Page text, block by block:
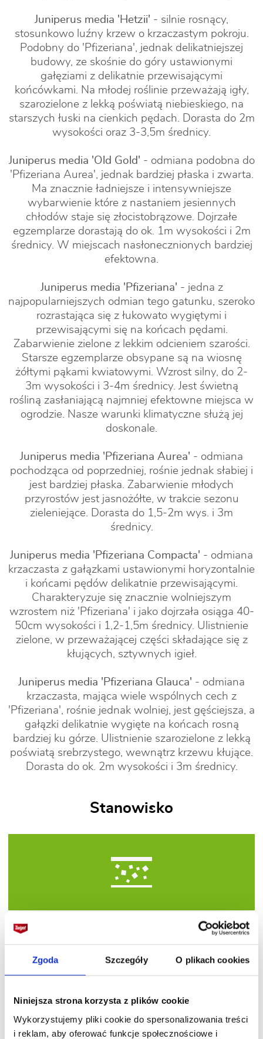
Zgoda Szczegóły O plikach cookies
Niniejsza strona korzysta z plików cookie
Wykorzystujemy pliki cookie do spersonalizowania treści
i reklam, aby oferować funkcje społecznościowe i
Juniperus media 'Hetzii' - silnie rosnący,
stosunkowo luźny krzew o krzaczastym pokroju.
Podobny do 'Pfizeriana', jednak delikatniejszej
budowy, ze skośnie do góry ustawionymi
gałęziami z delikatnie przewisającymi
końcówkami. Na młodej roślinie przeważają igły,
szarozielone z lekką poświatą niebieskiego, na
starszych łuski na cienkich pędach. Dorasta do 2m
wysokości oraz 3-3,5m średnicy.
Juniperus media 'Old Gold' - odmiana podobna do
'Pfizeriana Aurea', jednak bardziej płaska i zwarta.
Ma znacznie ładniejsze i intensywniejsze
wybarwienie które z nastaniem jesiennych
chłodów staje się złocistobrązowe. Dojrzałe
egzemplarze dorastają do ok. 1m wysokości i 2m
średnicy. W miejscach nasłonecznionych bardziej
efektowna.
Juniperus media 'Pfizeriana' - jedna z
najpopularniejszych odmian tego gatunku, szeroko
rozrastająca się z łukowato wygiętymi i
przewisającymi się na końcach pędami.
Zabarwienie zielone z lekkim odcieniem szarości.
Starsze egzemplarze obsypane są na wiosnę
żółtymi pąkami kwiatowymi. Wzrost silny, do 2-
3m wysokości i 3-4m średnicy. Jest świetną
rośliną zasłaniającą najmniej efektowne miejsca w
ogrodzie. Nasze warunki klimatyczne służą jej
doskonale.
Juniperus media 'Pfizeriana Aurea' - odmiana
pochodząca od poprzedniej, rośnie jednak słabiej i
jest bardziej płaska. Zabarwienie młodych
przyrostów jest jasnożółte, w trakcie sezonu
zieleniejące. Dorasta do 1,5-2m wys. i 3m
średnicy.
Juniperus media 'Pfizeriana Compacta' - odmiana
krzaczasta z gałązkami ustawionymi horyzontalnie
i końcami pędów delikatnie przewisającymi.
Charakteryzuje się znacznie wolniejszym
wzrostem niż 'Pfizeriana' i jako dojrzała osiąga 40-
50cm wysokości i 1,2-1,5m średnicy. Ulistnienie
zielone, w przeważającej części składające się z
kłujących, sztywnych igieł.
Juniperus media 'Pfizeriana Glauca' - odmiana
krzaczasta, mająca wiele wspólnych cech z
'Pfizeriana', rośnie jednak wolniej, jest gęściejsza, a
gałązki delikatnie wygięte na końcach rosną
bardziej ku górze. Ulistnienie szarozielone z lekką
poświatą srebrzystego, wewnątrz krzewu kłujące.
Dorasta do ok. 2m wysokości i 3m średnicy.
Stanowisko
Ze względu na wysoką odporność na suszę, mróz
i zanieczyszczone powietrze, masowo jest
wykorzystywany w obsadzaniu miejskich terenów
zieleni.
Wymagania